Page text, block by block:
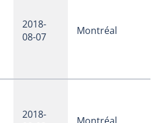
2018-
08-07
Montréal
2018-
Montréal